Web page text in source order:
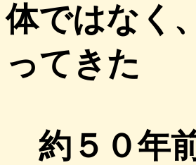
体ではなく
ってきた
約５０年